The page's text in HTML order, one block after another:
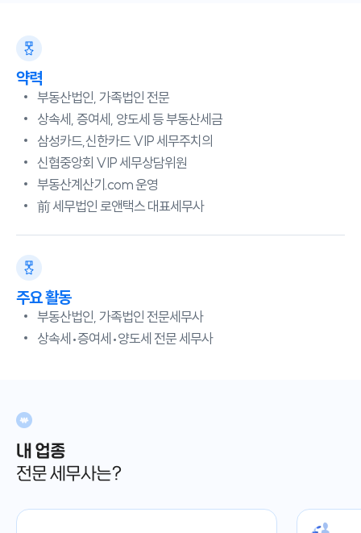
약력
부동산법인, 가족법인 전문
상속세, 증여세, 양도세 등 부동산세금
삼성카드,신한카드 VIP 세무주치의
신협중앙회 VIP 세무상담위원
부동산계산기.com 운영
前 세무법인 로앤택스 대표세무사
주요 활동
부동산법인, 가족법인 전문세무사
상속세•증여세•양도세 전문 세무사
내 업종
전문 세무사는?